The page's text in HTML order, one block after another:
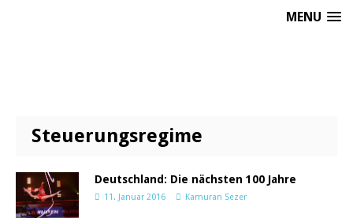
MENU
Steuerungsregime
Deutschland: Die nächsten 100 Jahre
11. Januar 2016 Kamuran Sezer